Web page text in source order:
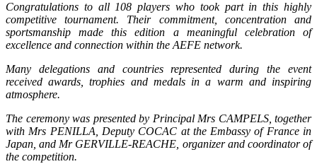
Congratulations to all 108 players who took part in this highly
competitive tournament. Their commitment, concentration and
sportsmanship made this edition a meaningful celebration of
excellence and connection within the AEFE network.
Many delegations and countries represented during the event
received awards, trophies and medals in a warm and inspiring
atmosphere.
The ceremony was presented by Principal Mrs CAMPELS, together
with Mrs PENILLA, Deputy COCAC at the Embassy of France in
Japan, and Mr GERVILLE-REACHE, organizer and coordinator of
the competition.